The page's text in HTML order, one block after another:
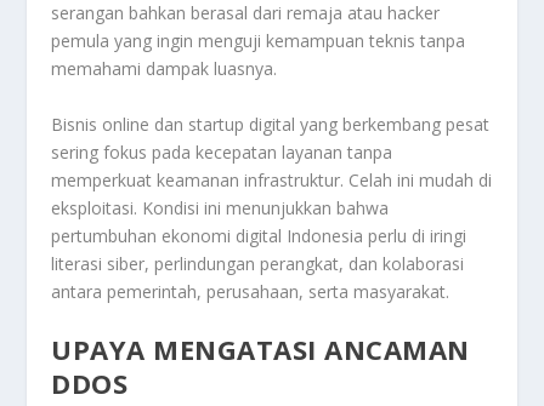
serangan bahkan berasal dari remaja atau hacker
pemula yang ingin menguji kemampuan teknis tanpa
memahami dampak luasnya.
Bisnis online dan startup digital yang berkembang pesat
sering fokus pada kecepatan layanan tanpa
memperkuat keamanan infrastruktur. Celah ini mudah di
eksploitasi. Kondisi ini menunjukkan bahwa
pertumbuhan ekonomi digital Indonesia perlu di iringi
literasi siber, perlindungan perangkat, dan kolaborasi
antara pemerintah, perusahaan, serta masyarakat.
UPAYA MENGATASI ANCAMAN
DDOS